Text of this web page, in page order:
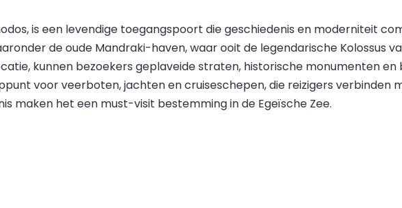
is een levendige toegangspoort die geschiedenis en moderniteit
de oude Mandraki-haven, waar ooit de legendarische Kolossus
kunnen bezoekers geplaveide straten, historische monumenten
voor veerboten, jachten en cruiseschepen, die reizigers verbinden
maken het een must-visit bestemming in de Egeïsche Zee.